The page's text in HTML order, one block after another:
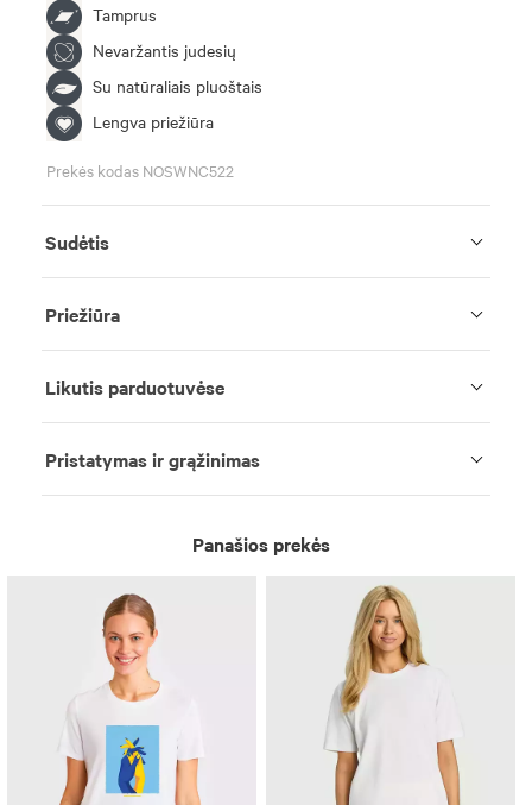
Tamprus
Nevaržantis judesių
Su natūraliais pluoštais
Lengva priežiūra
Prekės kodas NOSWNC522
Sudėtis
Priežiūra
Likutis parduotuvėse
Pristatymas ir grąžinimas
Panašios prekės